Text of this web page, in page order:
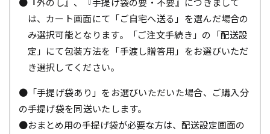
は、カート画面にて「ご自宅へ送る」を選んだ場合の
み選択可能となります。「ご注文手続き」の「配送設
定」にて包装方法を「手渡し贈答用」をお選びいただ
き選択してください。
●「手提げ袋あり」をお選びいただいた場合、ご購入分
の手提げ袋を同送いたします。
●おまとめ用の手提げ袋が必要な方は、配送設定画面の